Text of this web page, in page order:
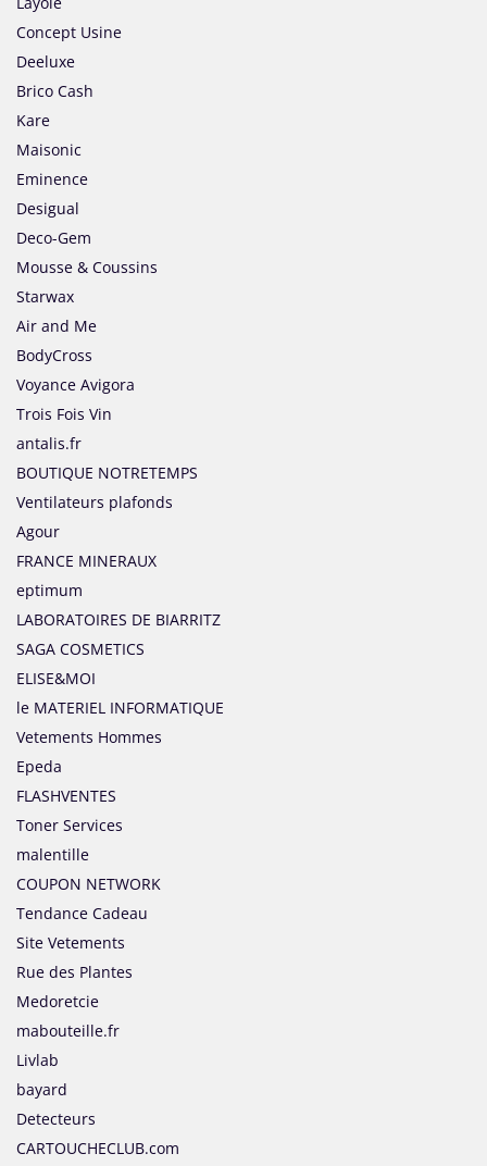
Concept Usine
Deeluxe
Brico Cash
Kare
Maisonic
Eminence
Desigual
Deco-Gem
Mousse & Coussins
Starwax
Air and Me
BodyCross
Voyance Avigora
Trois Fois Vin
antalis.fr
BOUTIQUE NOTRETEMPS
Ventilateurs plafonds
Agour
FRANCE MINERAUX
eptimum
LABORATOIRES DE BIARRITZ
SAGA COSMETICS
ELISE&MOI
le MATERIEL INFORMATIQUE
Vetements Hommes
Epeda
FLASHVENTES
Toner Services
malentille
COUPON NETWORK
Tendance Cadeau
Site Vetements
Rue des Plantes
Medoretcie
mabouteille.fr
Livlab
bayard
Detecteurs
CARTOUCHECLUB.com